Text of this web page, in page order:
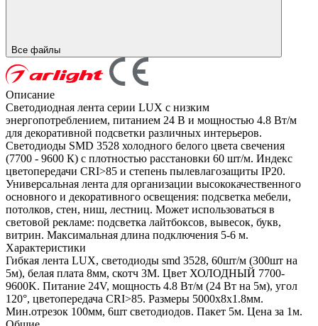
Все файлы
Описание
Светодиодная лента серии LUX с низким
энергопотреблением, питанием 24 В и мощностью 4.8 Вт/м
для декоративной подсветки различных интерьеров.
Светодиоды SMD 3528 холодного белого цвета свечения
(7700 - 9600 К) с плотностью расстановки 60 шт/м. Индекс
цветопередачи CRI>85 и степень пылевлагозащиты IP20.
Универсальная лента для организации высококачественного
основного и декоративного освещения: подсветка мебели,
потолков, стен, ниш, лестниц. Может использоваться в
световой рекламе: подсветка лайтбоксов, вывесок, букв,
витрин. Максимальная длина подключения 5-6 м.
Характеристики
Гибкая лента LUX, светодиоды smd 3528, 60шт/м (300шт на
5м), белая плата 8мм, скотч 3М. Цвет ХОЛОДНЫЙ 7700-
9600K. Питание 24V, мощность 4.8 Вт/м (24 Вт на 5м), угол
120°, цветопередача CRI>85. Размеры 5000х8x1.8мм.
Мин.отрезок 100мм, 6шт светодиодов. Пакет 5м. Цена за 1м.